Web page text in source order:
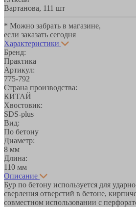
Вартанова, 111 шт
* Можно забрать в магазине,
если заказать сегодня
Характеристики
Бренд:
Практика
Артикул:
775-792
Страна производства:
КИТАЙ
Хвостовик:
SDS-plus
Вид:
По бетону
Диаметр:
8 мм
Длина:
110 мм
Описание
Бур по бетону используется для
сверления отверстий в бетоне,
совместном использовании с